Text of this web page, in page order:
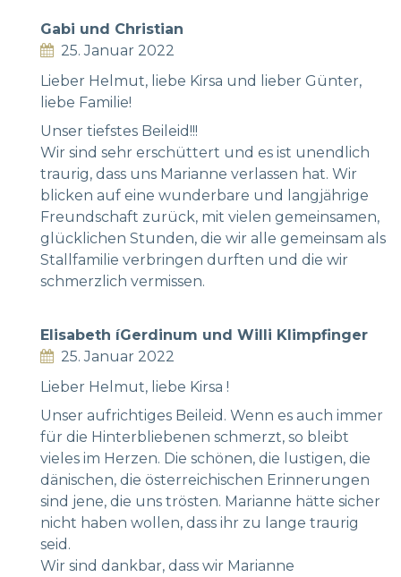
Gabi und Christian
25. Januar 2022
Lieber Helmut, liebe Kirsa und lieber Günter,
liebe Familie!
Unser tiefstes Beileid!!!
Wir sind sehr erschüttert und es ist unendlich
traurig, dass uns Marianne verlassen hat. Wir
blicken auf eine wunderbare und langjährige
Freundschaft zurück, mit vielen gemeinsamen,
glücklichen Stunden, die wir alle gemeinsam als
Stallfamilie verbringen durften und die wir
schmerzlich vermissen.
Elisabeth íGerdinum und Willi Klimpfinger
25. Januar 2022
Lieber Helmut, liebe Kirsa !
Unser aufrichtiges Beileid. Wenn es auch immer
für die Hinterbliebenen schmerzt, so bleibt
vieles im Herzen. Die schönen, die lustigen, die
dänischen, die österreichischen Erinnerungen
sind jene, die uns trösten. Marianne hätte sicher
nicht haben wollen, dass ihr zu lange traurig
seid.
Wir sind dankbar, dass wir Marianne